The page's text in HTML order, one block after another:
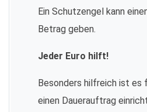
Ein Schutzengel kann
Betrag geben.
Jeder Euro hilft!
Besonders hilfreich ist es
einen Dauerauftrag